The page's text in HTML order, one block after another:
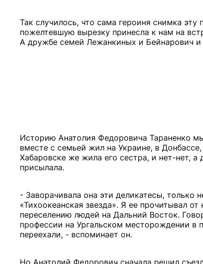
Так случилось, что сама героиня снимка
пожелтевшую вырезку принесла к нам на
А дружбе семей Лежанкиных и Бейнарович и
Историю Анатолия Федоровича Тараненко
вместе с семьей жил на Украине, в
Хабаровске же жила его сестра, и нет-нет,
присылала.
- Заворачивала она эти деликатесы, только
«Тихоокеанская звезда». Я ее прочитывал
переселению людей на Дальний Восток.
профессии на Ургальском месторождении в
переехали, - вспоминает он.